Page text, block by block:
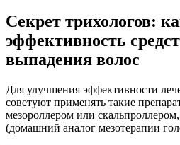
Секрет трихологов:
эффективность
выпадения волос
Для улучшения эффективности
советуют применять такие
мезороллером или
(домашний аналог мезотерапии